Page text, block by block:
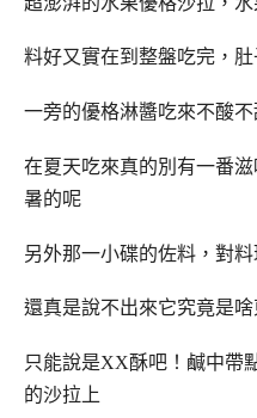
料好又實在到整盤吃完，
一旁的優格淋醬吃來不酸
在夏天吃來真的別有一番
暑的呢
另外那一小碟的佐料，對
還真是說不出來它究竟是
只能說是XX酥吧！鹹中帶
的沙拉上